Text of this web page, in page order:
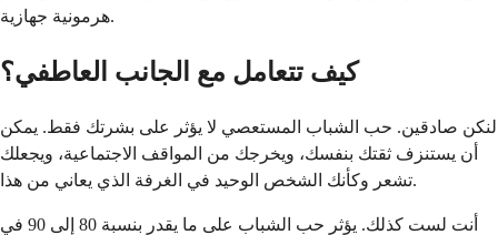
هرمونية جهازية.
كيف تتعامل مع الجانب العاطفي؟
لنكن صادقين. حب الشباب المستعصي لا يؤثر على بشرتك فقط. يمكن
أن يستنزف ثقتك بنفسك، ويخرجك من المواقف الاجتماعية، ويجعلك
تشعر وكأنك الشخص الوحيد في الغرفة الذي يعاني من هذا.
أنت لست كذلك. يؤثر حب الشباب على ما يقدر بنسبة 80 إلى 90 في